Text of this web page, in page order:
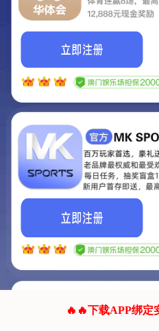
我们即
我们的网
它将是非
联系